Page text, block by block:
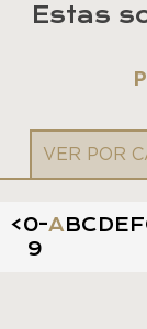
Estas
VER POR
<0-
9
ABC D E F